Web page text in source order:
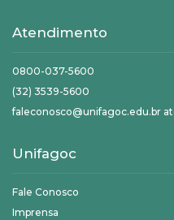
Atendimento
0800-037-5600
(32) 3539-5600
faleconosco@unifagoc.edu.br
Unifagoc
Fale Conosco
Imprensa